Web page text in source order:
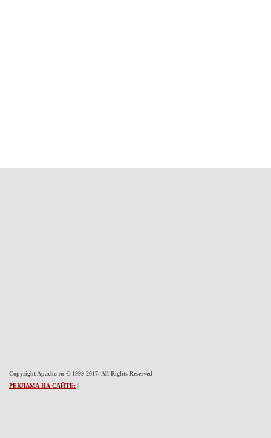
Copyright Apache.ru © 1999-2017, All Rights Reserved
РЕКЛАМА НА САЙТЕ: |